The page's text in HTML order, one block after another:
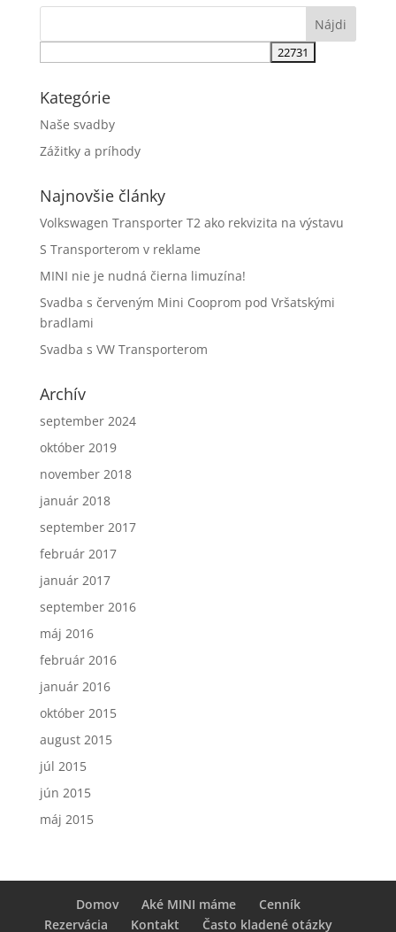
Kategórie
Naše svadby
Zážitky a príhody
Najnovšie články
Volkswagen Transporter T2 ako rekvizita na výstavu
S Transporterom v reklame
MINI nie je nudná čierna limuzína!
Svadba s červeným Mini Cooprom pod Vršatskými
bradlami
Svadba s VW Transporterom
Archív
september 2024
október 2019
november 2018
január 2018
september 2017
február 2017
január 2017
september 2016
máj 2016
február 2016
január 2016
október 2015
august 2015
júl 2015
jún 2015
máj 2015
Domov Aké MINI máme
Cenník
Rezervácia
Kontakt Často kladené otázky